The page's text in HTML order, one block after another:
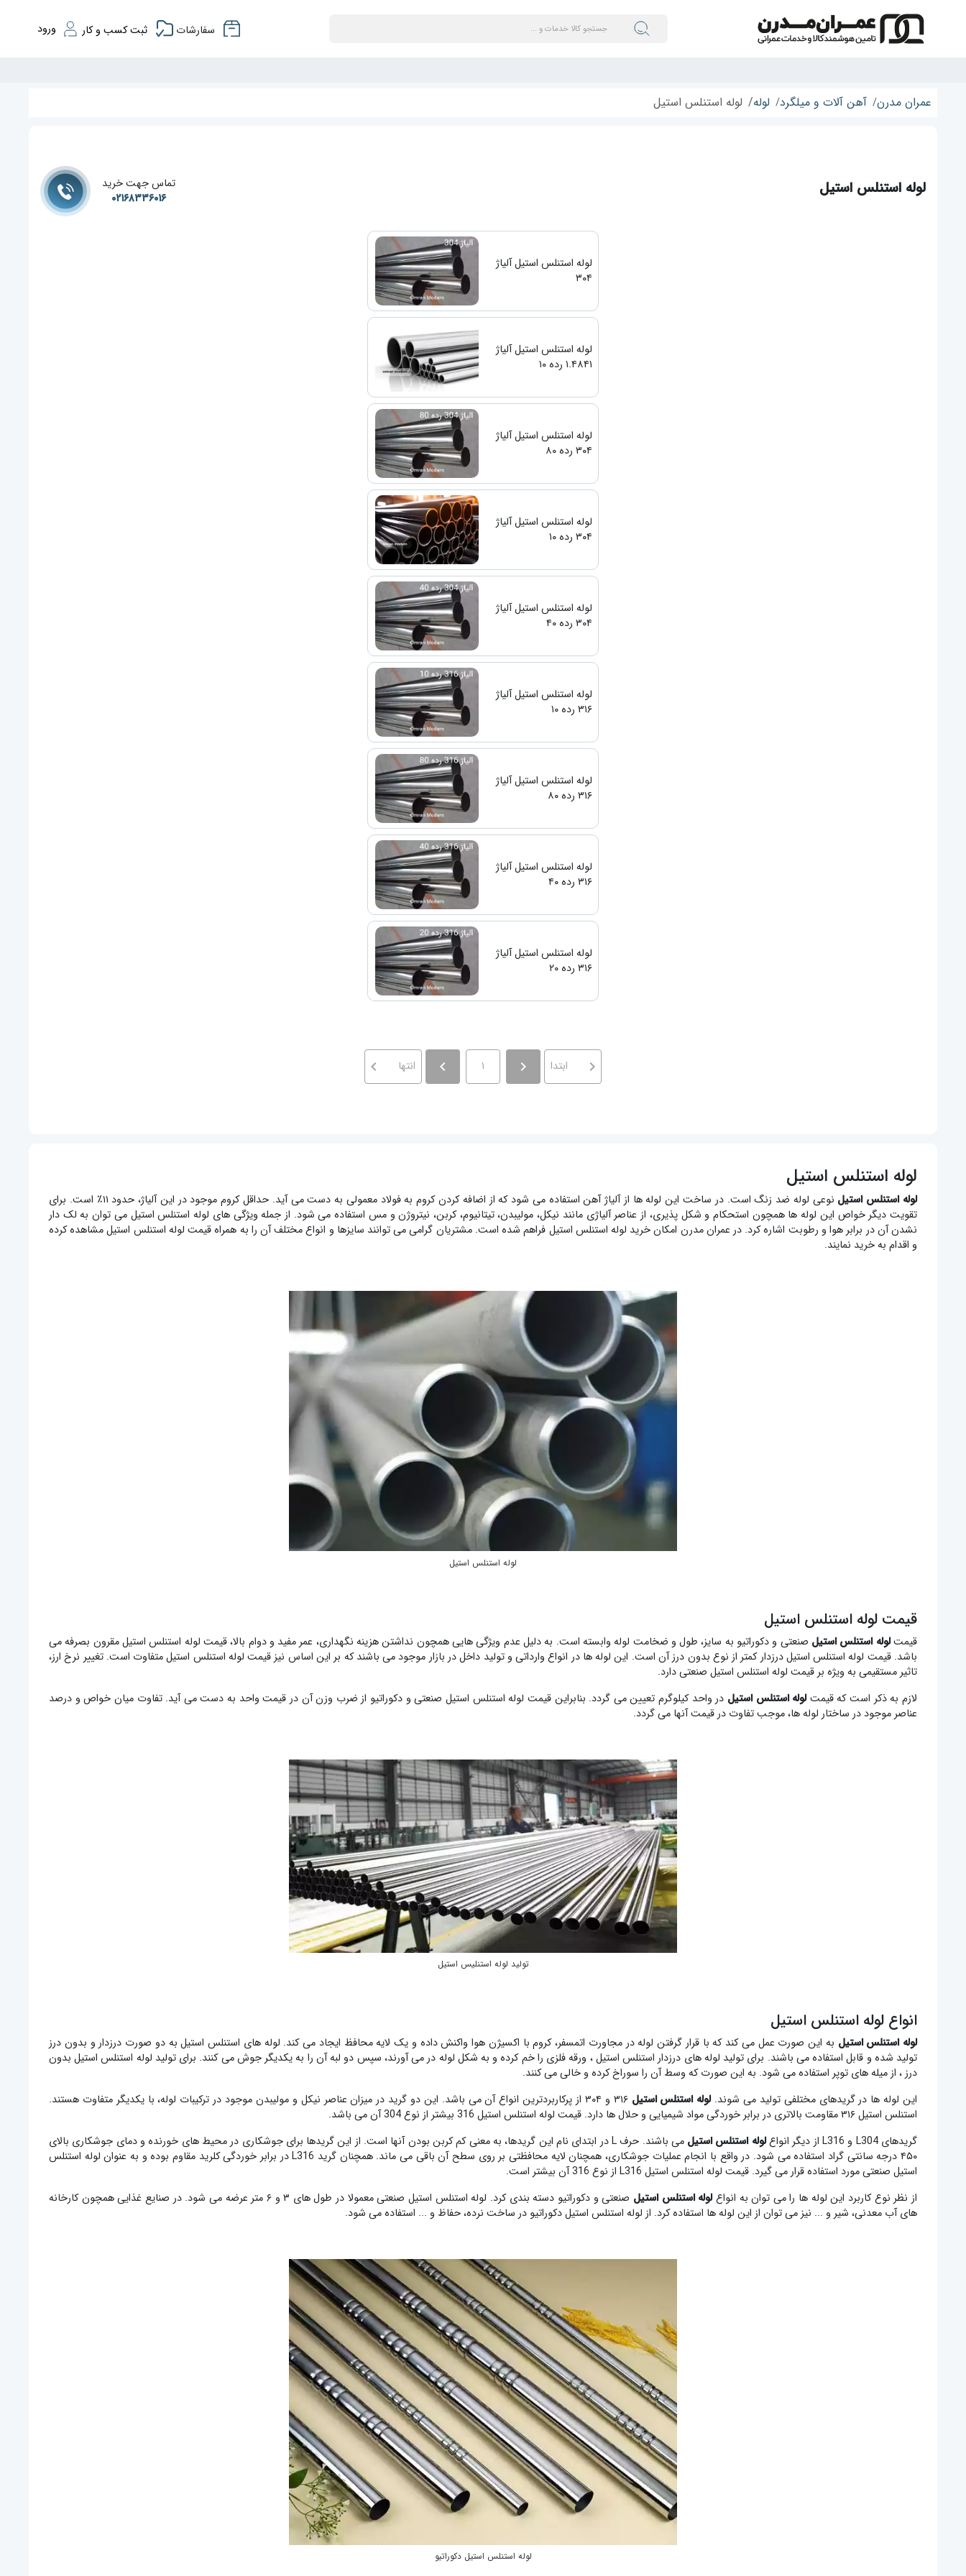
سفارشات ثبت کسب و کار ورود
عمران مدرن آهن آلات و میلگرد لوله لوله استنلس استیل
لوله استنلس استیل
تماس جهت خرید
۰۲۱۶۸۳۳۶۰۱۶
لوله استنلس استیل آلیاژ
۳۰۴
لوله استنلس استیل آلیاژ
۱.۴۸۴۱ رده ۱۰
لوله استنلس استیل آلیاژ
۳۰۴ رده ۸۰
لوله استنلس استیل آلیاژ
۳۰۴ رده ۱۰
لوله استنلس استیل آلیاژ
۳۰۴ رده ۴۰
لوله استنلس استیل آلیاژ
۳۱۶ رده ۱۰
لوله استنلس استیل آلیاژ
۳۱۶ رده ۸۰
لوله استنلس استیل آلیاژ
۳۱۶ رده ۴۰
لوله استنلس استیل آلیاژ
۳۱۶ رده ۲۰
navigate_next ابتدا navigate_next ۱ navigate_before انتها navigate_before
لوله استنلس استیل
لوله استنلس استیل
نوعی لوله ضد زنگ است. در ساخت این لوله ها از آلیاژ آهن استفاده می شود که از اضافه کردن کروم به فولاد معمولی به دست می آید. حداقل کروم موجود در این آلیاژ، حدود ۱۱٪ است. برای
تقویت دیگر خواص این لوله ها همچون استحکام و شکل پذیری، از عناصر آلیاژی مانند نیکل، مولیبدن، تیتانیوم، کربن، نیتروژن و مس استفاده می شود. از جمله ویژگی های لوله استنلس استیل می توان به لک دار
نشدن آن در برابر هوا و رطوبت اشاره کرد. در عمران مدرن امکان خرید لوله استنلس استیل فراهم شده است. مشتریان گرامی می توانند سایزها و انواع مختلف آن را به همراه قیمت لوله استنلس استیل مشاهده کرده
و اقدام به خرید نمایند.
لوله استنلس استيل
قیمت لوله استنلس استیل
قیمتلوله استنلس استیل صنعتی و دکوراتیو به سایز، طول و ضخامت لوله وابسته است. به دلیل عدم ویژگی هایی همچون نداشتن هزینه نگهداری، عمر مفید و دوام بالا، قیمت لوله استنلس استیل مقرون بصرفه می
باشد. قیمت لوله استنلس استیل درزدار کمتر از نوع بدون درز آن است. این لوله ها در انواع وارداتی و تولید داخل در بازار موجود می باشند که بر این اساس نیز قیمت لوله استنلس استیل متفاوت است. تغییر نرخ ارز،
تاثیر مستقیمی به ویژه بر قیمت لوله استنلس استیل صنعتی دارد.
لازم به ذکر است که قیمتلوله استنلس استیل در واحد کیلوگرم تعیین می گردد. بنابراین قیمت لوله استنلس استیل صنعتی و دکوراتیو از ضرب وزن آن در قیمت واحد به دست می آید. تفاوت میان خواص و درصد
عناصر موجود در ساختار لوله ها، موجب تفاوت در قیمت آنها می گردد.
تولید لوله استنلیس استیل
انواع لوله استنلس استیل
لوله استنلس استیل به این صورت عمل می کند که با قرار گرفتن لوله در مجاورت اتمسفر، کروم با اکسیژن هوا واکنش داده و یک لایه محافظ ایجاد می کند. لوله های استنلس استیل به دو صورت درزدار و بدون درز
تولید شده و قابل استفاده می باشند. برای تولید لوله های درزدار استنلس استیل ، ورقه فلزی را خم کرده و به شکل لوله در می آورند، سپس دو لبه آن را به یکدیگر جوش می کنند. برای تولید لوله استنلس استیل بدون
درز ، از میله های توپر استفاده می شود. به این صورت که وسط آن را سوراخ کرده و خالی می کنند.
این لوله ها در گریدهای مختلفی تولید می شوند.لوله استنلس استیل
۳۱۶ و ۳۰۴ از پرکاربردترین انواع آن می باشد. این دو گرید در میزان عناصر نیکل و مولیبدن موجود در ترکیبات لوله، با یکدیگر متفاوت هستند.
استنلس استیل ۳۱۶ مقاومت بالاتری در برابر خوردگی مواد شیمیایی و حلال ها دارد. قیمت لوله استنلس استیل 316 بیشتر از نوع 304 آن می باشد.
گریدهای L304 و L316 از دیگر انواع
لوله استنلس استیل
می باشند. حرف L در ابتدای نام این گریدها، به معنی کم کربن بودن آنها است. از این گریدها برای جوشکاری در محیط های خورنده و دمای جوشکاری بالای
۴۵۰ درجه سانتی گراد استفاده می شود. در واقع با انجام عملیات جوشکاری، همچنان لایه محافظتی بر روی سطح آن باقی می ماند. همچنان گرید L316 در برابر خوردگی کلرید مقاوم بوده و به عنوان لوله استنلس
استیل صنعتی مورد استفاده قرار می گیرد. قیمت لوله استنلس استیل L316 از نوع 316 آن بیشتر است.
از نظر نوع کاربرد این لوله ها را می توان به انواعلوله استنلس استیل
صنعتی و دکوراتیو دسته بندی کرد. لوله استنلس استیل صنعتی معمولا در طول های ۳ و ۶ متر عرضه می شود. در صنایع غذایی همچون کارخانه
های آب معدنی، شیر و ... نیز می توان از این لوله ها استفاده کرد. از لوله استنلس استیل دکوراتیو در ساخت نرده، حفاظ و ... استفاده می شود.
لوله استنلس استیل دکوراتیو